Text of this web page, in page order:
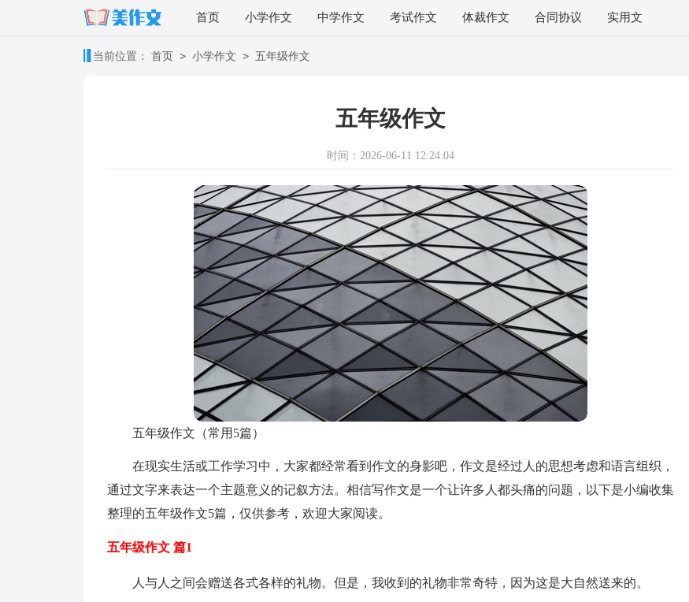
首页 小学作文 中学作文 考试作文 体裁作文 合同协议 实用文
当前位置： 首页 > 小学作文 > 五年级作文
五年级作文
时间：2026-06-11 12:24:04
五年级作文（常用5篇）
在现实生活或工作学习中，大家都经常看到作文的身影吧，作文是经过人的思想考虑和语言组织，
通过文字来表达一个主题意义的记叙方法。相信写作文是一个让许多人都头痛的问题，以下是小编收集
整理的五年级作文5篇，仅供参考，欢迎大家阅读。
五年级作文 篇1
人与人之间会赠送各式各样的礼物。但是，我收到的礼物非常奇特，因为这是大自然送来的。